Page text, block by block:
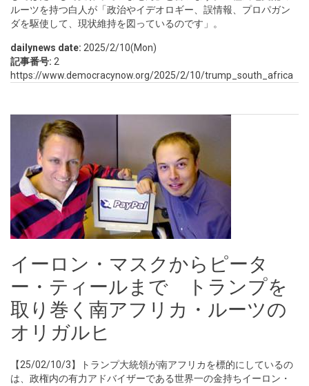
ルーツを持つ白人が「政治やイデオロギー、誤情報、プロパガン
ダを駆使して、現状維持を図っているのです」。
dailynews date: 2025/2/10(Mon)
記事番号: 2
https://www.democracynow.org/2025/2/10/trump_south_africa
イーロン・マスクからピータ
ー・ティールまで トランプを
取り巻く南アフリカ・ルーツの
オリガルヒ
【25/02/10/3】トランプ大統領が南アフリカを標的にしているの
は、政権内の有力アドバイザーである世界一の金持ちイーロン・